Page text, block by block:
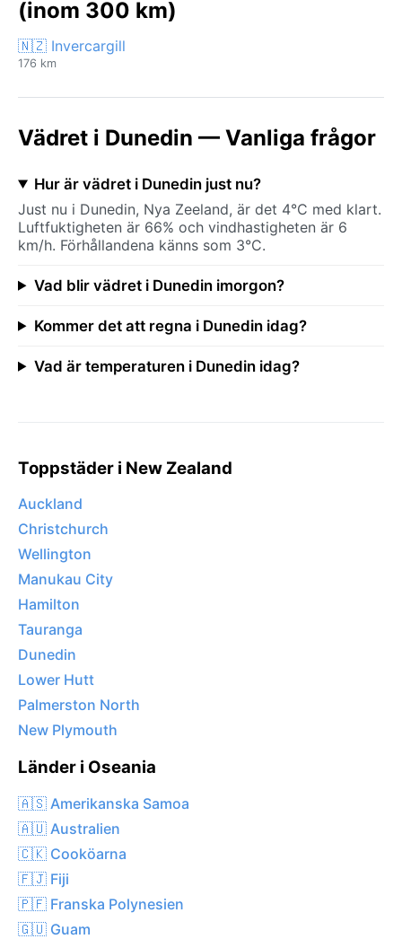
(inom 300 km)
🇳🇿 Invercargill
176 km
Vädret i Dunedin — Vanliga frågor
Hur är vädret i Dunedin just nu?
Just nu i Dunedin, Nya Zeeland, är det 4°C med klart.
Luftfuktigheten är 66% och vindhastigheten är 6
km/h. Förhållandena känns som 3°C.
Vad blir vädret i Dunedin imorgon?
Kommer det att regna i Dunedin idag?
Vad är temperaturen i Dunedin idag?
Toppstäder i New Zealand
Auckland
Christchurch
Wellington
Manukau City
Hamilton
Tauranga
Dunedin
Lower Hutt
Palmerston North
New Plymouth
Länder i Oseania
🇦🇸 Amerikanska Samoa
🇦🇺 Australien
🇨🇰 Cooköarna
🇫🇯 Fiji
🇵🇫 Franska Polynesien
🇬🇺 Guam